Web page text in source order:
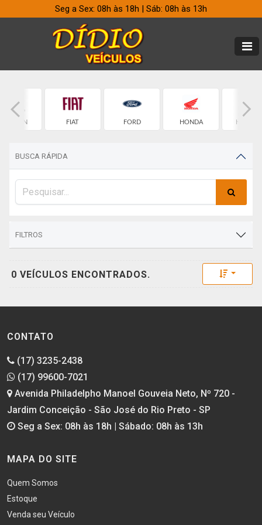
Seg a Sex: 08h às 18h | Sáb: 08h às 13h
CITROEN FIAT FORD HONDA
BUSCA RÁPIDA
FILTROS
0 VEÍCULOS ENCONTRADOS. Toggle
CONTATO
(17) 3235-2438
(17) 99600-7021
Avenida Philadelpho Manoel Gouveia Neto, Nº 720 -
Jardim Conceição - São José do Rio Preto - SP
Seg a Sex: 08h às 18h | Sábado: 08h às 13h
MAPA DO SITE
Quem Somos
Estoque
Venda seu Veículo